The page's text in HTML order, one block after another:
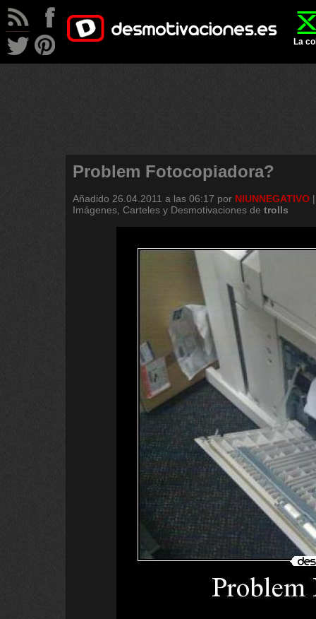
La
Problem Fotocopiadora?
Añadido 26.04.2011 a las 06:17 por NIUNNEGATIVO
Imágenes, Carteles y Desmotivaciones de trolls